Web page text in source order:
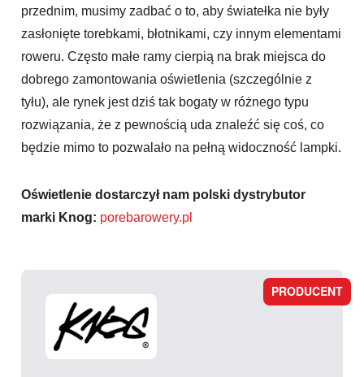
przednim, musimy zadbać o to, aby światełka nie były
zasłonięte torebkami, błotnikami, czy innym elementami
roweru. Często małe ramy cierpią na brak miejsca do
dobrego zamontowania oświetlenia (szczególnie z
tyłu), ale rynek jest dziś tak bogaty w różnego typu
rozwiązania, że z pewnością uda znaleźć się coś, co
będzie mimo to pozwalało na pełną widoczność lampki.
Oświetlenie dostarczył nam polski dystrybutor
marki Knog: porebarowery.pl
PRODUCENT